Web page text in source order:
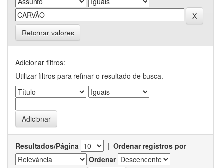
Retornar valores
Adicionar filtros:
Utilizar filtros para refinar o resultado de busca.
Resultados/Página | Ordenar registros por
Ordenar